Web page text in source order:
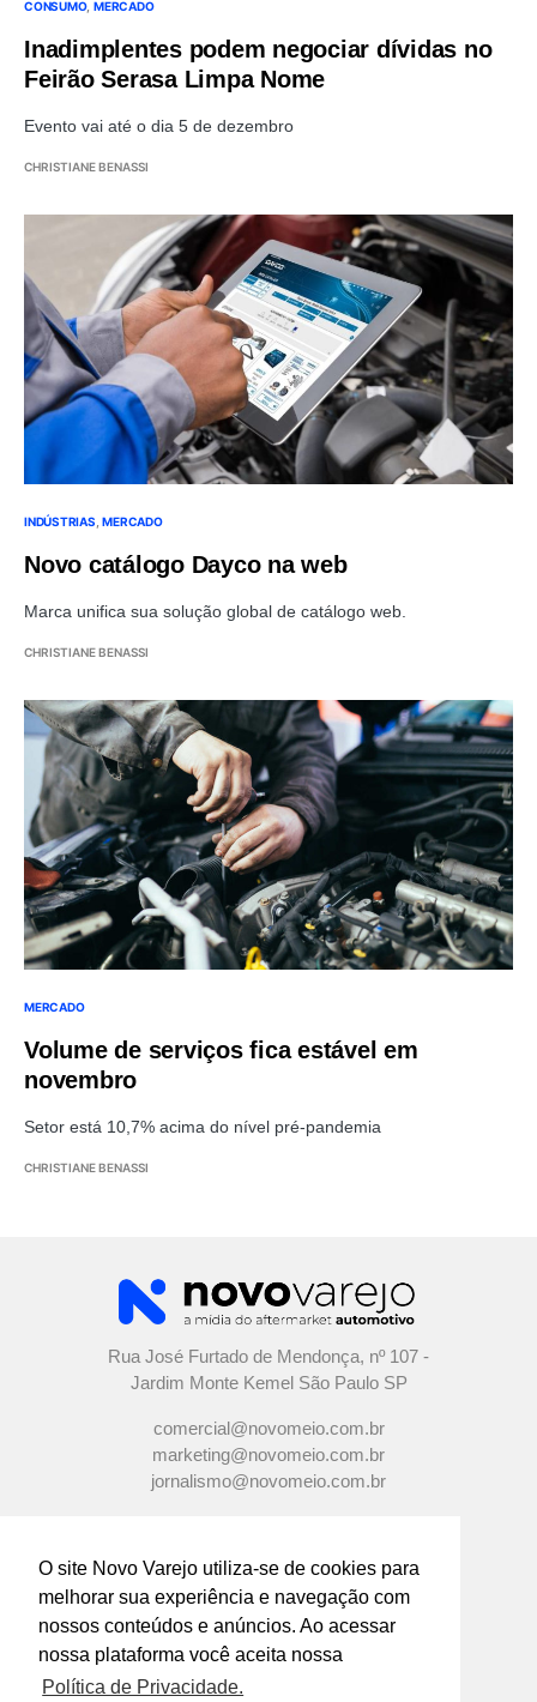
O site Novo Varejo utiliza-se de cookies para
melhorar sua experiência e navegação com
nossos conteúdos e anúncios. Ao acessar
nossa plataforma você aceita nossa
Política de Privacidade.
CONSUMO MERCADO
Inadimplentes podem negociar dívidas no
Feirão Serasa Limpa Nome
Evento vai até o dia 5 de dezembro
CHRISTIANE BENASSI
INDÚSTRIAS MERCADO
Novo catálogo Dayco na web
Marca unifica sua solução global de catálogo web.
CHRISTIANE BENASSI
MERCADO
Volume de serviços fica estável em
novembro
Setor está 10,7% acima do nível pré-pandemia
CHRISTIANE BENASSI
Rua José Furtado de Mendonça, nº 107 -
Jardim Monte Kemel São Paulo SP
comercial@novomeio.com.br
marketing@novomeio.com.br
jornalismo@novomeio.com.br
CONFIRA AS NOSSAS REDES
SOCIAIS